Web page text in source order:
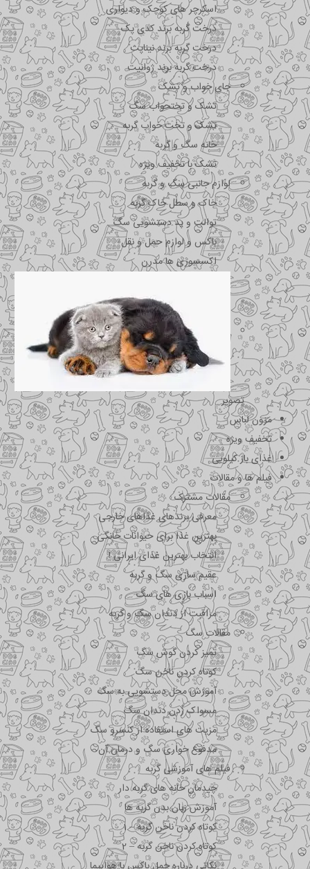
اسکرچر های کوچک و دیواری
درخت گربه برند کدی پک
درخت گربه برند نیناپت
درخت گربه برند ژوانیت
جای خواب و تشک
تشک و تختحواب سگ
تشک و تخت خواب گربه
خانه سگ و گربه
تشک با تخفیف ویژه
لوازم جانبی سگ و گربه
خاک و سطل خاک گربه
توالت و پد دستشویی سگ
باکس و لوازم حمل و نقل
اکسسوری ها مدرن
تصویر
مزون لباس
تخفیف ویژه
غذای باز کیلویی
فیلم ها و مقالات
مقالات مشترک
معرفی برندهای غذاهای خارجی
بهترین غذا برای حیوانات خانگی
انتخاب بهترین غذای ایرانی !
عقیم سازی سگ و گربه
اسباب بازی های سگ
مراقبت از دندان سگ و گربه
مقالات سگ
تمیز کردن گوش سگ
کوتاه کردن ناخن سگ
آموزش محل دستشویی به سگ
مسواک زدن دندان سگ
مزیت های استفاده از کنسرو سگ
مدفوع خواری سگ و درمان آن
فیلم های آموزشی گربه
چیدمان خانه های گربه دار
آموزش زبان بدن گربه ها
کوتاه کردن ناخن گربه – 1
کوتاه کردن ناخن گربه – 2